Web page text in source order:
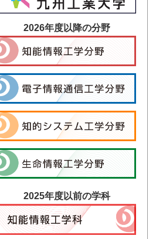
2026年度以降の分野
2025年度以前の学科